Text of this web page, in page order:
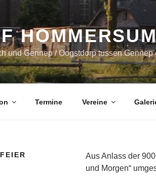
und Gennep / Oogstdorp tussen Gennep
Termine Vereine
Aus Anlass der
und Morgen“